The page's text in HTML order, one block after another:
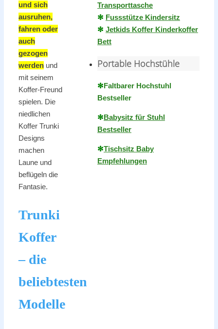
und sich
ausruhen,
fahren oder
auch
gezogen
werden und
mit seinem
Koffer-Freund
spielen. Die
niedlichen
Koffer Trunki
Designs
machen
Laune und
beflügeln die
Fantasie.
Trunki
Koffer
– die
beliebtesten
Modelle
Transporttasche
✻ Fussstütze Kindersitz
✻ Jetkids Koffer Kinderkoffer
Bett
Portable Hochstühle
✻Faltbarer Hochstuhl
Bestseller
✻Babysitz für Stuhl
Bestseller
✻Tischsitz Baby
Empfehlungen